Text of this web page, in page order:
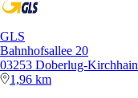
GLS
Bahnhofsallee 20
03253 Doberlug-Kirchhain
1,96 km